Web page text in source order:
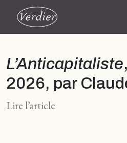
L’Anticapitaliste
2026, par
Lire l’article